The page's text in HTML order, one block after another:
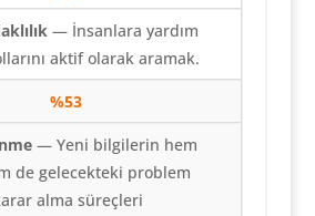
— İnsanlara yardım
aktif olarak aramak.
%53
— Yeni bilgilerin hem
de gelecekteki problem
alma süreçleri